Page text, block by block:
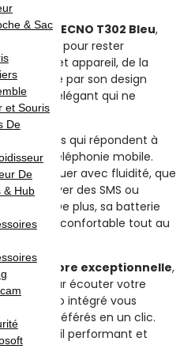
TECNO T302 Bleu,
idéal pour rester
Cet appareil, de la
distingue par son design
bleu élégant qui ne
effet.
qui répondent à
de téléphonie mobile.
de naviguer avec fluidité, que
envoyer des SMS ou
De plus, sa batterie
utilisation confortable tout au
sonore exceptionnelle,
ou pour écouter votre
photo intégré vous
préférés en un clic.
d’un outil performant et
& Sac
et Souris
De
De
& Hub